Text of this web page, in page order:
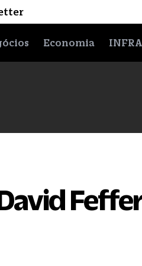
Economia INFRA